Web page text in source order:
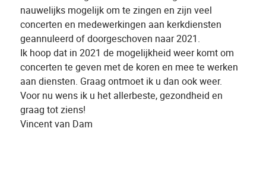
nauwelijks mogelijk om te zingen en zijn veel
concerten en medewerkingen aan kerkdiensten
geannuleerd of doorgeschoven naar 2021.
Ik hoop dat in 2021 de mogelijkheid weer komt om
concerten te geven met de koren en mee te werken
aan diensten. Graag ontmoet ik u dan ook weer.
Voor nu wens ik u het allerbeste, gezondheid en
graag tot ziens!
Vincent van Dam